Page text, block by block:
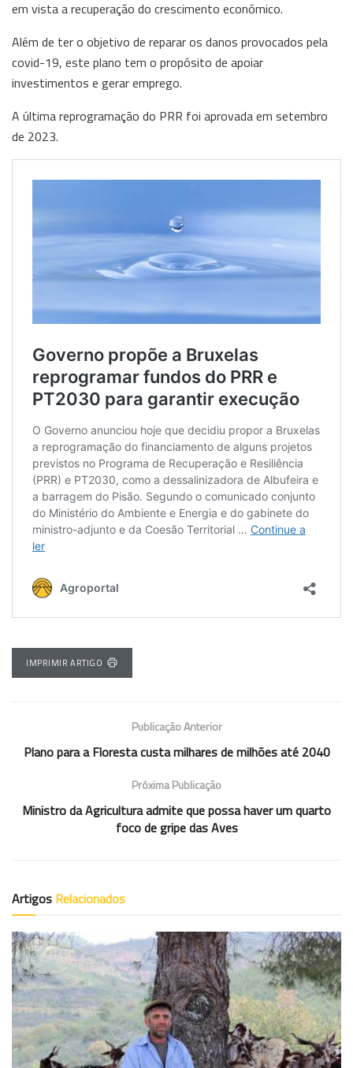
em vista a recuperação do crescimento económico.
Além de ter o objetivo de reparar os danos provocados pela
covid-19, este plano tem o propósito de apoiar
investimentos e gerar emprego.
A última reprogramação do PRR foi aprovada em setembro
de 2023.
IMPRIMIR ARTIGO
Publicação Anterior
Plano para a Floresta custa milhares de milhões até 2040
Próxima Publicação
Ministro da Agricultura admite que possa haver um quarto
foco de gripe das Aves
Artigos Relacionados